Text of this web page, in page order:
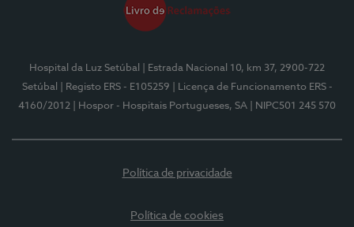
Hospital da Luz Setúbal
| Estrada Nacional 10, km 37, 2900-722
Setúbal
| Registo ERS - E105259
| Licença de Funcionamento ERS -
4160/2012
| Hospor - Hospitais Portugueses, SA | NIPC501 245 570
Política de privacidade
Política de cookies